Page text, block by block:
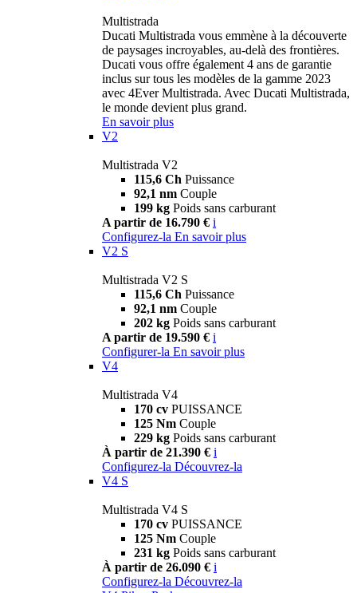
Multistrada
Ducati Multistrada vous emmène à la découverte
de paysages incroyables, au-delà des frontières.
Ducati vous offre également 4 ans de garantie
inclus sur tous les modèles de la gamme 2023
avec 4Ever Multistrada. Avec Ducati Multistrada,
le monde devient plus grand.
En savoir plus
V2
Multistrada V2
115,6 Ch Puissance
92,1 nm Couple
199 kg Poids sans carburant
A partir de 16.790 € i
Configurez-la En savoir plus
V2 S
Multistrada V2 S
115,6 Ch Puissance
92,1 nm Couple
202 kg Poids sans carburant
A partir de 19.590 € i
Configurer-la En savoir plus
V4
Multistrada V4
170 cv PUISSANCE
125 Nm Couple
229 kg Poids sans carburant
À partir de 21.390 € i
Configurez-la Découvrez-la
V4 S
Multistrada V4 S
170 cv PUISSANCE
125 Nm Couple
231 kg Poids sans carburant
À partir de 26.090 € i
Configurez-la Découvrez-la